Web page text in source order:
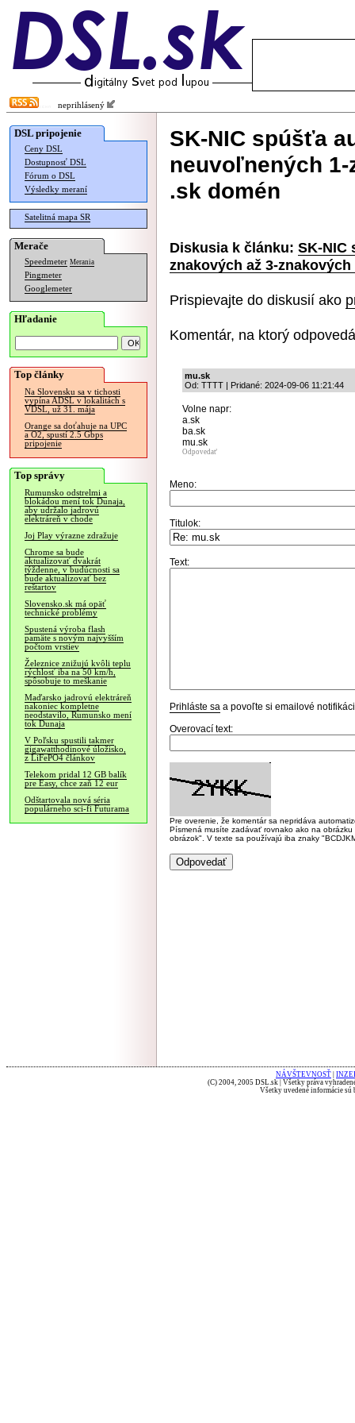
neprihlásený
DSL pripojenie
Ceny DSL
Dostupnosť DSL
Fórum o DSL
Výsledky meraní
Satelitná mapa SR
Merače
Speedmeter Merania
Pingmeter
Googlemeter
Hľadanie
Top články
Na Slovensku sa v tichosti
vypína ADSL v lokalitách s
VDSL, už 31. mája
Orange sa doťahuje na UPC
a O2, spustí 2.5 Gbps
pripojenie
Top správy
Rumunsko odstrelmi a
blokádou mení tok Dunaja,
aby udržalo jadrovú
elektráreň v chode
Joj Play výrazne zdražuje
Chrome sa bude
aktualizovať dvakrát
týždenne, v budúcnosti sa
bude aktualizovať bez
reštartov
Slovensko.sk má opäť
technické problémy
Spustená výroba flash
pamäte s novým najvyšším
počtom vrstiev
Železnice znižujú kvôli teplu
rýchlosť iba na 50 km/h,
spôsobuje to meškanie
Maďarsko jadrovú elektráreň
nakoniec kompletne
neodstavilo, Rumunsko mení
tok Dunaja
V Poľsku spustili takmer
gigawatthodinové úložisko,
z LiFePO4 článkov
Telekom pridal 12 GB balík
pre Easy, chce zaň 12 eur
Odštartovala nová séria
populárneho sci-fi Futurama
SK-NIC spúšťa
neuvoľnených
.sk domén
Diskusia k článku: SK-NIC
znakových až 3-
Prispievajte do diskusií ako
Komentár, na ktorý
mu.sk
Od: TTTT | Pridané: 2024-09-06 11:21:44
Volne napr:
a.sk
ba.sk
mu.sk
Odpovedať
Meno:
Titulok:
Text:
Prihláste sa a povoľte si emailové
Overovací text:
Pre overenie, že komentár sa nepridáva
Písmená musíte zadávať rovnako ako na
obrázok". V texte sa používajú iba znaky
NÁVŠTEVNOSŤ
(C) 2004, 2005 DSL.sk | Všetky práva
Všetky uvedené informácie sú